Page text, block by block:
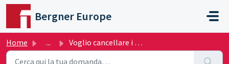
Salta al contenuto principale
Bergner Europe
Home ... Voglio cancellare i miei dati cliente